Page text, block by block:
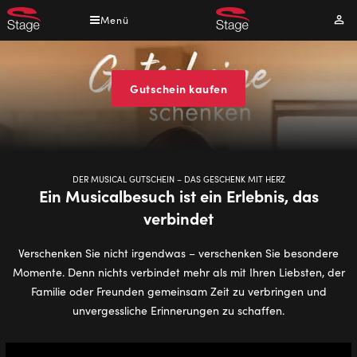
Direkt
zum
Menü
Musical
Gutscheine
Gutschein kaufen
DER MUSICAL GUTSCHEIN – DAS GESCHENK MIT HERZ
Ein Musicalbesuch ist ein Erlebnis, das
verbindet
Verschenken Sie nicht irgendwas – verschenken Sie besondere
Momente. Denn nichts verbindet mehr als mit Ihren Liebsten, der
Familie oder Freunden gemeinsam Zeit zu verbringen und
unvergessliche Erinnerungen zu schaffen.